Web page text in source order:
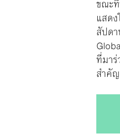
ขณะ
แสด
สัปด
ที่มา
สำคั